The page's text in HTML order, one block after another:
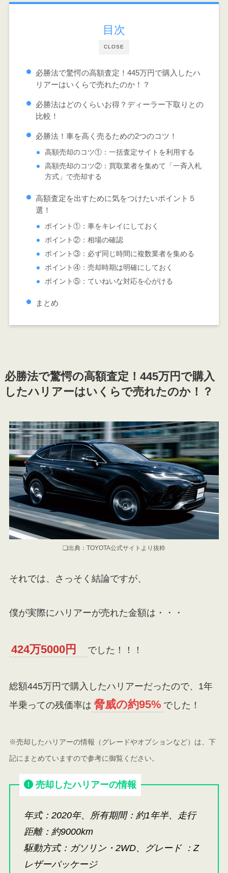
CLOSE
目次
必勝法で驚愕の高額査定！445万円で購入したハ
リアーはいくらで売れたのか！？
必勝法はどのくらいお得？ディーラー下取りとの
比較！
必勝法！車を高く売るための2つのコツ！
高額売却のコツ①：一括査定サイトを利用する
高額売却のコツ②：買取業者を集めて「一斉入札
方式」で売却する
高額査定を出すために気をつけたいポイント５
選！
ポイント①：車をキレイにしておく
ポイント②：相場の確認
ポイント③：必ず同じ時間に複数業者を集める
ポイント④：売却時期は明確にしておく
ポイント⑤：ていねいな対応を心がける
まとめ
必勝法で驚愕の高額査定！445万円で購入
したハリアーはいくらで売れたのか！？
❏出典：TOYOTA公式サイトより抜粋
それでは、さっそく結論ですが、
僕が実際にハリアーが売れた金額は・・・
424万5000円 でした！！！
総額445万円で購入したハリアーだったので、1年
半乗っての残価率は 脅威の約95% でした！
※売却したハリアーの情報（グレードやオプションなど）は、下
記にまとめていますので参考に御覧ください。
売却したハリアーの情報
年式：2020年、所有期間：約1年半、走行
距離：約9000km
駆動方式： ガソリン・2WD、
グレード ：Z
レザーパッケージ